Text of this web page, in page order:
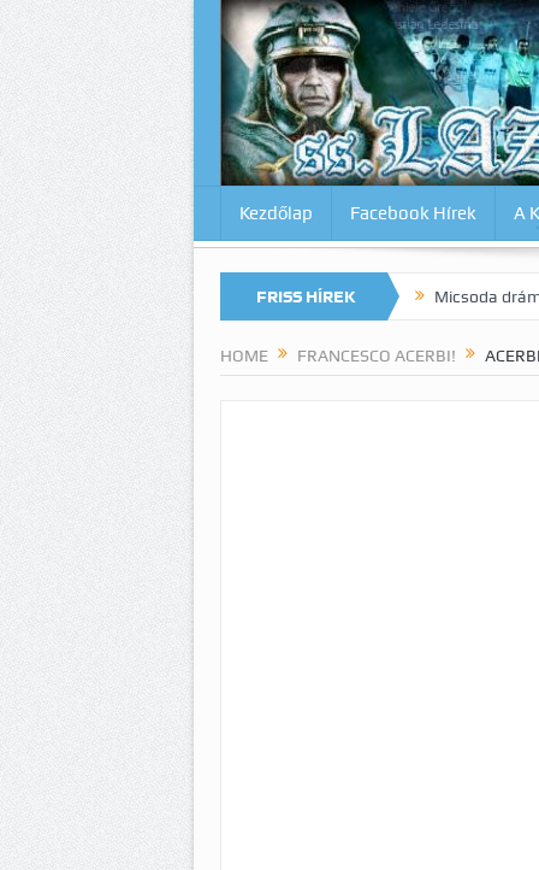
Kezdőlap Facebook Hírek A
FRISS HÍREK
az Inter ellen? Lazio-Lecce 0:1 Micsoda drámai végjáték
HOME FRANCESCO ACERBI!